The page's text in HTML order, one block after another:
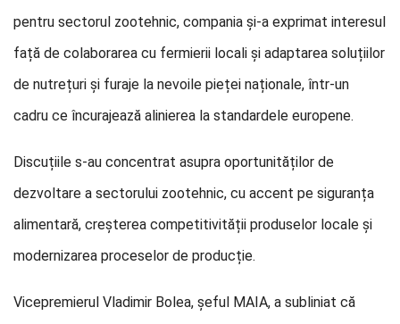
pentru sectorul zootehnic, compania și-a exprimat interesul
față de colaborarea cu fermierii locali și adaptarea soluțiilor
de nutrețuri și furaje la nevoile pieței naționale, într-un
cadru ce încurajează alinierea la standardele europene.
Discuțiile s-au concentrat asupra oportunităților de
dezvoltare a sectorului zootehnic, cu accent pe siguranța
alimentară, creșterea competitivității produselor locale și
modernizarea proceselor de producție.
Vicepremierul Vladimir Bolea, șeful MAIA, a subliniat că